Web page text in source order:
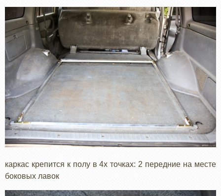
каркас крепится к полу в 4х точках: 2 передние на месте
боковых лавок